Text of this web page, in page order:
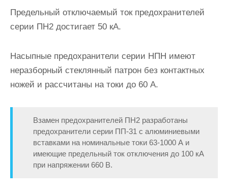
Предельный отключаемый ток предохранителей
серии ПН2 дос­тигает 50 кА.
Насыпные предохранители серии НПН имеют
неразборный стеклянный патрон без контактных
ножей и рассчитаны на токи до 60 А.
Взамен предохранителей ПН2 разработаны
предохранители серии ПП-31 с алюминиевыми
вставками на номинальные токи 63-1000 А и
имеющие предельный ток отключения до 100 кА
при напряжении 660 В.